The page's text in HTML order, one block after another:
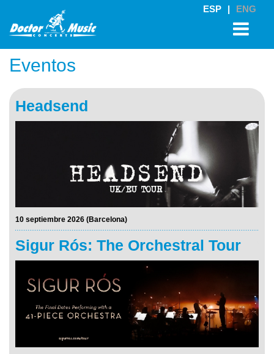
Eventos
Headsend
10 septiembre 2026 (Barcelona)
Sigur Rós: The Orchestral Tour
ESP | ENG